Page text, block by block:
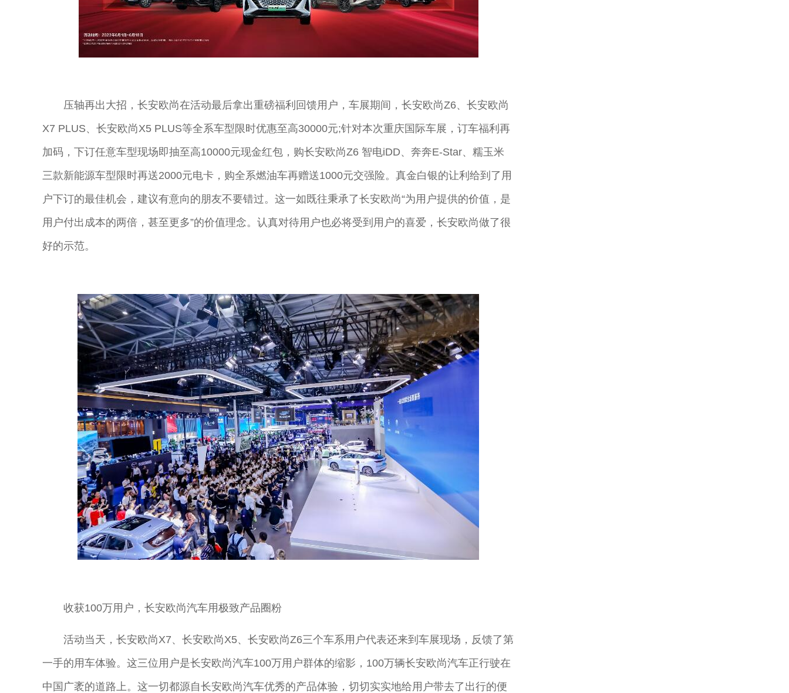
压轴再出大招，长安欧尚在活动最后拿出重磅福利回馈用户，车展期间，长安欧尚Z6、长安欧尚
X7 PLUS、长安欧尚X5 PLUS等全系车型限时优惠至高30000元;针对本次重庆国际车展，订车福利再
加码，下订任意车型现场即抽至高10000元现金红包，购长安欧尚Z6 智电iDD、奔奔E-Star、糯玉米
三款新能源车型限时再送2000元电卡，购全系燃油车再赠送1000元交强险。真金白银的让利给到了用
户下订的最佳机会，建议有意向的朋友不要错过。这一如既往秉承了长安欧尚“为用户提供的价值，是
用户付出成本的两倍，甚至更多”的价值理念。认真对待用户也必将受到用户的喜爱，长安欧尚做了很
好的示范。
收获100万用户，长安欧尚汽车用极致产品圈粉
活动当天，长安欧尚X7、长安欧尚X5、长安欧尚Z6三个车系用户代表还来到车展现场，反馈了第
一手的用车体验。这三位用户是长安欧尚汽车100万用户群体的缩影，100万辆长安欧尚汽车正行驶在
中国广袤的道路上。这一切都源自长安欧尚汽车优秀的产品体验，切切实实地给用户带去了出行的便